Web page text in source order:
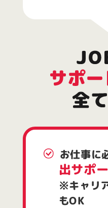
お仕事に
出サポ
※キャリ
もOK